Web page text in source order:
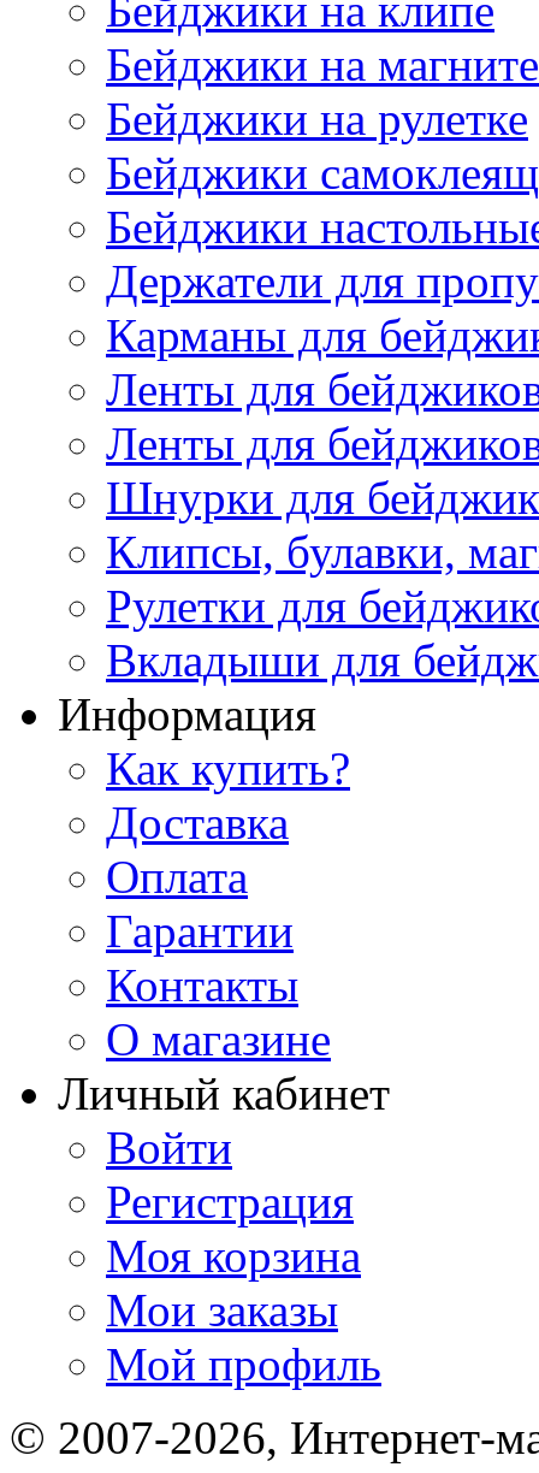
Бейджики на магните
Бейджики на рулетке
Бейджики
Бейджики
Держатели для
Карманы для
Ленты для
Ленты для
Шнурки для
Клипсы, булавки,
Рулетки для
Вкладыши для
Информация
Как купить?
Доставка
Оплата
Гарантии
Контакты
О магазине
Личный кабинет
Войти
Регистрация
Моя корзина
Мои заказы
Мой профиль
© 2007-2026, Интернет-